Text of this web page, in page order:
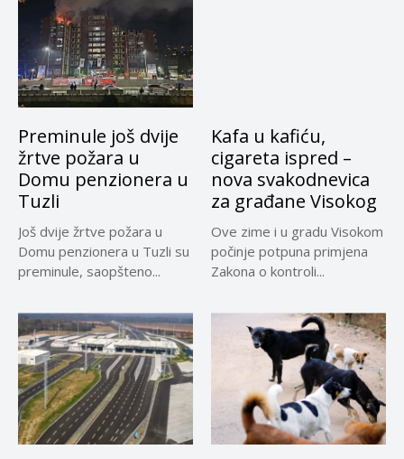
Preminule još dvije
žrtve požara u
Domu penzionera u
Tuzli
Još dvije žrtve požara u
Domu penzionera u Tuzli su
preminule, saopšteno...
Kafa u kafiću,
cigareta ispred –
nova svakodnevica
za građane Visokog
Ove zime i u gradu Visokom
počinje potpuna primjena
Zakona o kontroli...